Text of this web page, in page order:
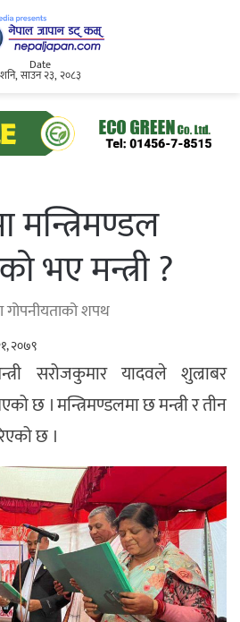
Date
शनि, साउन २३, २०८३
भए मन्त्री ?
गोपनीयताको शपथ
२०७९
सरोजकुमार यादवले शुल्राबर
छ । मन्त्रिमण्डलमा छ मन्त्री र तीन
छ ।